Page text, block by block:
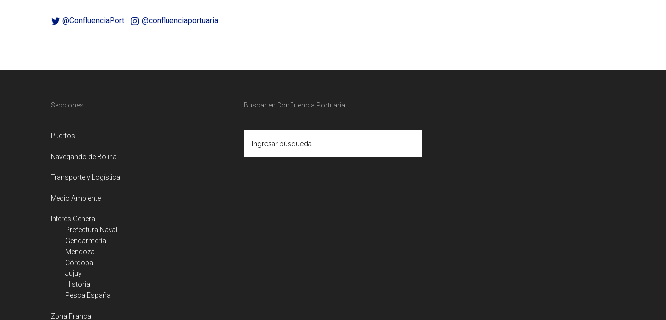
@ConfluenciaPort | @confluenciaportuaria
Secciones
Puertos
Navegando de Bolina
Transporte y Logística
Medio Ambiente
Interés General
Prefectura Naval
Gendarmería
Mendoza
Córdoba
Jujuy
Historia
Pesca España
Zona Franca
Buscar en Confluencia Portuaria…
búsqueda…